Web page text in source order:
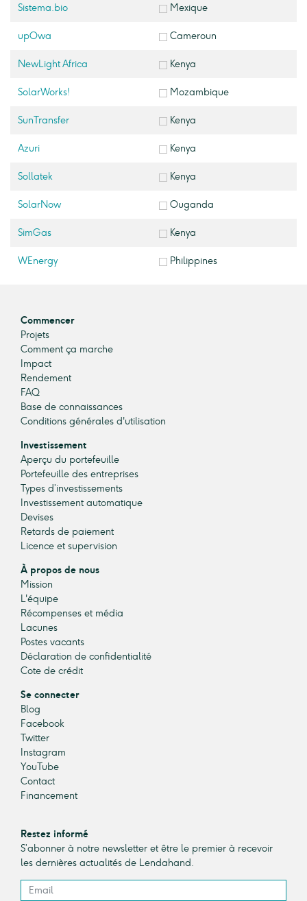
Sistema.bio Mexique
upOwa Cameroun
NewLight Africa Kenya
SolarWorks! Mozambique
SunTransfer Kenya
Azuri Kenya
Sollatek Kenya
SolarNow Ouganda
SimGas Kenya
WEnergy Philippines
Commencer
Projets
Comment ça marche
Impact
Rendement
FAQ
Base de connaissances
Conditions générales d'utilisation
Investissement
Aperçu du portefeuille
Portefeuille des entreprises
Types d’investissements
Investissement automatique
Devises
Retards de paiement
Licence et supervision
À propos de nous
Mission
L'équipe
Récompenses et média
Lacunes
Postes vacants
Déclaration de confidentialité
Cote de crédit
Se connecter
Blog
Facebook
Twitter
Instagram
YouTube
Contact
Financement
Restez informé
S’abonner à notre newsletter et être le premier à recevoir
les dernières actualités de Lendahand.